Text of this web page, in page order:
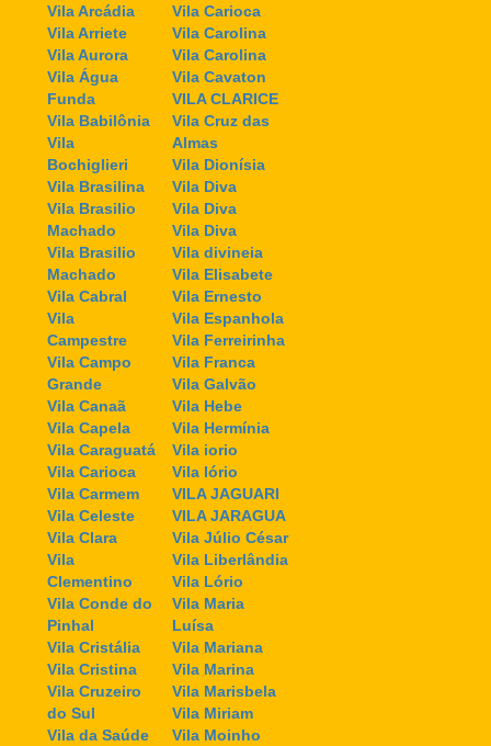
Vila Arcádia
Vila Arriete
Vila Aurora
Vila Água
Funda
Vila Babilônia
Vila
Bochiglieri
Vila Brasilina
Vila Brasilio
Machado
Vila Brasilio
Machado
Vila Cabral
Vila
Campestre
Vila Campo
Grande
Vila Canaã
Vila Capela
Vila Caraguatá
Vila Carioca
Vila Carmem
Vila Celeste
Vila Clara
Vila
Clementino
Vila Conde do
Pinhal
Vila Cristália
Vila Cristina
Vila Cruzeiro
do Sul
Vila da Saúde
Vila Carioca
Vila Carolina
Vila Carolina
Vila Cavaton
VILA CLARICE
Vila Cruz das
Almas
Vila Dionísia
Vila Diva
Vila Diva
Vila Diva
Vila divineia
Vila Elisabete
Vila Ernesto
Vila Espanhola
Vila Ferreirinha
Vila Franca
Vila Galvão
Vila Hebe
Vila Hermínia
Vila iorio
Vila Iório
VILA JAGUARI
VILA JARAGUA
Vila Júlio César
Vila Liberlândia
Vila Lório
Vila Maria
Luísa
Vila Mariana
Vila Marina
Vila Marisbela
Vila Miriam
Vila Moinho